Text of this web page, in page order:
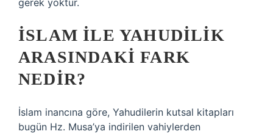
gerek yoktur.
İSLAM ILE YAHUDILIK
ARASINDAKI FARK
NEDIR?
İslam inancına göre, Yahudilerin kutsal kitapları
bugün Hz. Musa’ya indirilen vahiylerden